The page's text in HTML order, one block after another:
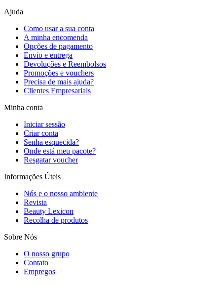
Ajuda
Como usar a sua conta
A minha encomenda
Opções de pagamento
Envio e entrega
Devoluções e Reembolsos
Promoções e vouchers
Precisa de mais ajuda?
Clientes Empresariais
Minha conta
Iniciar sessão
Criar conta
Senha esquecida?
Onde está meu pacote?
Resgatar voucher
Informações Úteis
Nós e o nosso ambiente
Revista
Beauty Lexicon
Recolha de produtos
Sobre Nós
O nosso grupo
Contato
Empregos